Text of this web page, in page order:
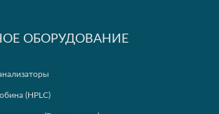
ОБОРУДОВАНИЕ
(HPLC)